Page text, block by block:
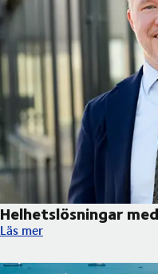
Helhetslösningar
Helhetslösningar med
Läs mer